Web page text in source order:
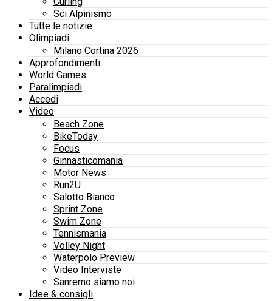
Sci Alpinismo
Tutte le notizie
Olimpiadi
Milano Cortina 2026
Approfondimenti
World Games
Paralimpiadi
Accedi
Video
Beach Zone
BikeToday
Focus
Ginnasticomania
Motor News
Run2U
Salotto Bianco
Sprint Zone
Swim Zone
Tennismania
Volley Night
Waterpolo Preview
Video Interviste
Sanremo siamo noi
Idee & consigli